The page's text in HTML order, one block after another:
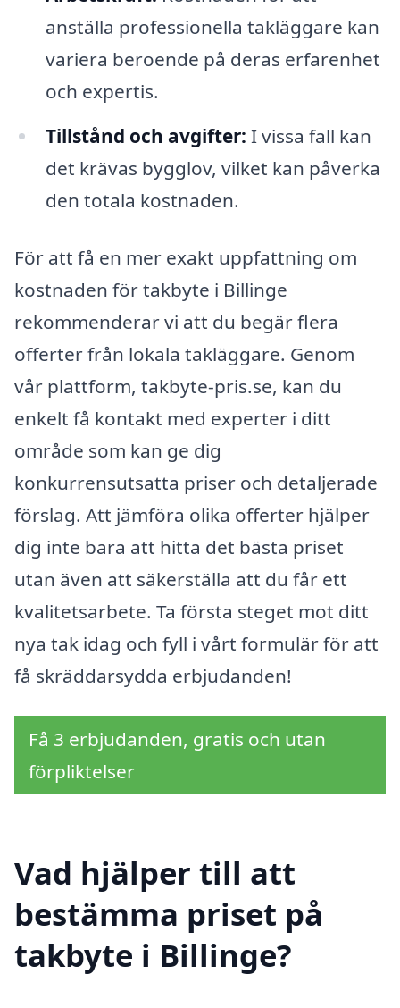
anställa professionella takläggare kan
variera beroende på deras erfarenhet
och expertis.
Tillstånd och avgifter: I vissa fall kan
det krävas bygglov, vilket kan påverka
den totala kostnaden.
För att få en mer exakt uppfattning om
kostnaden för takbyte i Billinge
rekommenderar vi att du begär flera
offerter från lokala takläggare. Genom
vår plattform, takbyte-pris.se, kan du
enkelt få kontakt med experter i ditt
område som kan ge dig
konkurrensutsatta priser och detaljerade
förslag. Att jämföra olika offerter hjälper
dig inte bara att hitta det bästa priset
utan även att säkerställa att du får ett
kvalitetsarbete. Ta första steget mot ditt
nya tak idag och fyll i vårt formulär för att
få skräddarsydda erbjudanden!
Få 3 erbjudanden, gratis och utan
förpliktelser
Vad hjälper till att
bestämma priset på
takbyte i Billinge?